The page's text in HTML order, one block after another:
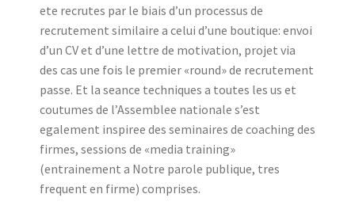
ete recrutes par le biais d’un processus de
recrutement similaire a celui d’une boutique: envoi
d’un CV et d’une lettre de motivation, projet via
des cas une fois le premier «round» de recrutement
passe. Et la seance techniques a toutes les us et
coutumes de l’Assemblee nationale s’est
egalement inspiree des seminaires de coaching des
firmes, sessions de «media training»
(entrainement a Notre parole publique, tres
frequent en firme) comprises.